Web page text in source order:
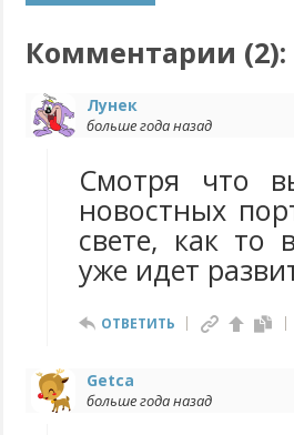
Комментарии (2):
Лунек
больше года назад
Смотря что
новостных
свете, как то
уже идет
ОТВЕТИТЬ
Getca
больше года назад